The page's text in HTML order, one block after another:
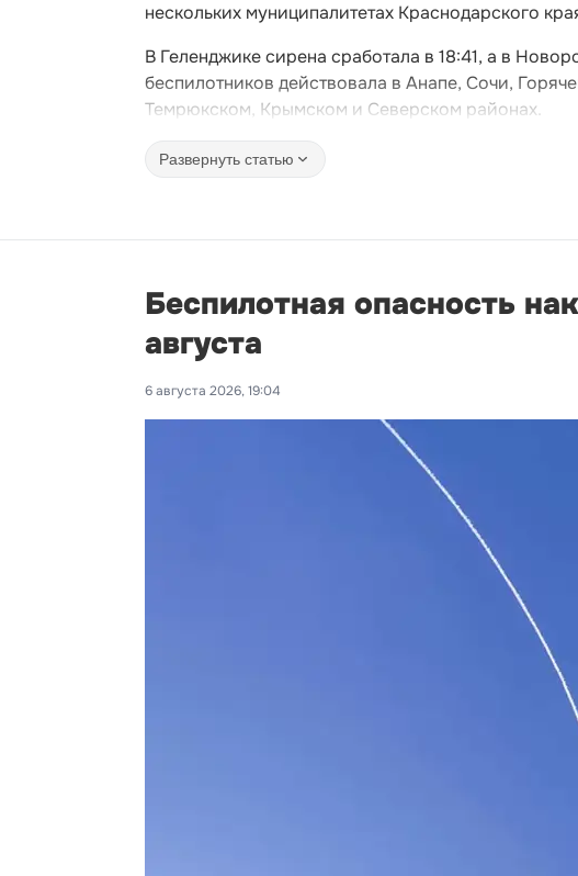
нескольких муниципалитетах Краснодарского
В Геленджике сирена сработала в 18:41, а в
беспилотников действовала в Анапе, Сочи,
Темрюкском, Крымском и Северском районах.
Развернуть статью
Беспилотная опасность
августа
6 августа 2026, 19:04